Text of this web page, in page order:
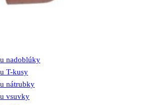
nadoblúky
T-kusy
nátrubky
vsuvky